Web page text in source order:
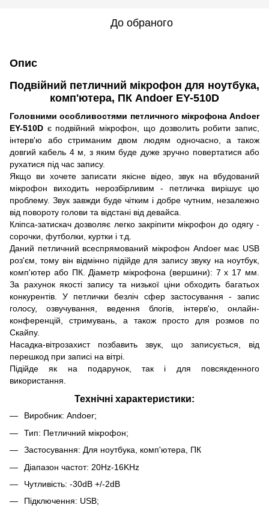
До обраного
Опис
Подвійний петличний мікрофон для ноутбука,
комп'ютера, ПК Andoer EY-510D
Головними особливостями петличного мікрофона Andoer
EY-510D є подвійний мікрофон, що дозволить робити запис,
інтерв'ю або стриманим двом людям одночасно, а також
довгий кабель 4 м, з яким буде дуже зручно повертатися або
рухатися під час запису.
Якщо ви хочете записати якісне відео, звук на вбудований
мікрофон виходить нерозбірливим - петличка вирішує цю
проблему. Звук завжди буде чітким і добре чутним, незалежно
від повороту голови та відстані від девайса.
Кліпса-затискач дозволяє легко закріпити мікрофон до одягу -
сорочки, футболки, куртки і т.д.
Даний петличний всеспрямований мікрофон Andoer має USB
роз'єм, тому він відмінно підійде для запису звуку на ноутбук,
комп'ютер або ПК. Діаметр мікрофона (вершини): 7 х 17 мм.
За рахунок якості запису та низької ціни обходить багатьох
конкурентів. У петлички безліч сфер застосування - запис
голосу, озвучування, ведення блогів, інтерв'ю, онлайн-
конференцій, стримувань, а також просто для розмов по
Скайпу.
Насадка-вітрозахист позбавить звук, що записується, від
перешкод при записі на вітрі.
Підійде як на подарунок, так і для повсякденного
використання.
Технічні характеристики:
Виробник: Andoer;
Тип: Петличний мікрофон;
Застосування: Для ноутбука, комп'ютера, ПК
Діапазон частот: 20Hz-16KHz
Чутливість: -30dB +/-2dB
Підключення: USB;